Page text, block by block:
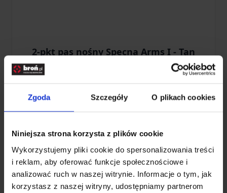
Zgoda Szczegóły O plikach cookies
Niniejsza strona korzysta z plików cookie
Wykorzystujemy pliki cookie do spersonalizowania treści
i reklam, aby oferować funkcje społecznościowe i
analizować ruch w naszej witrynie. Informacje o tym, jak
korzystasz z naszej witryny, udostępniamy partnerom
2-pkt pas nośny Specna Arms I - Tan
31,99 zł